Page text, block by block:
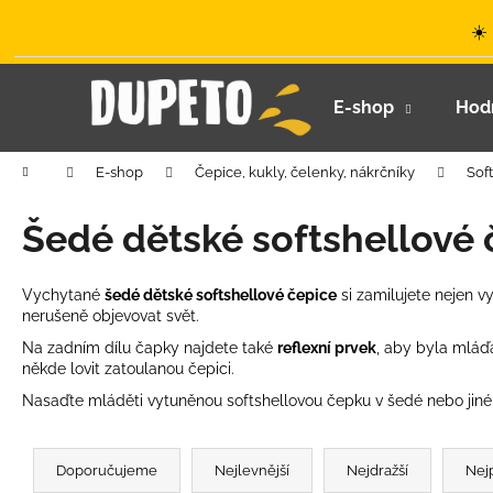
☀️
E-shop
Domů E-shop Čepice, kukly, čelenky, nákrčníky
Šedé dětské softshellové
Vychytané šedé dětské softshellové čepice si zamilujete nejen
nerušeně objevovat svět.
Na zadním dílu čapky najdete také reflexní prvek , aby byla
někde lovit zatoulanou čepici.
Nasaďte mláděti vytuněnou softshellovou čepku v šedé nebo
Ř
Doporučujeme Nejlevnější Nejdražší
š
Zpět
obchodu
Zpět
obchodu
LETNÍ KLOBOUČEK S OUŠKY UV 30